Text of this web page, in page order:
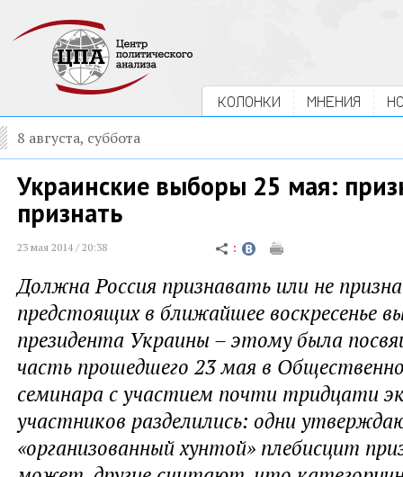
КОЛОНКИ МНЕНИЯ
8 августа, суббота
Украинские выборы 25 мая:
признать
23 мая 2014 / 20:38
Должна Россия признавать или не
предстоящих в ближайшее воскресенье
президента Украины – этому была
часть прошедшего 23 мая в
семинара с участием почти тридцати
участников разделились: одни
«организованный хунтой» плебисцит